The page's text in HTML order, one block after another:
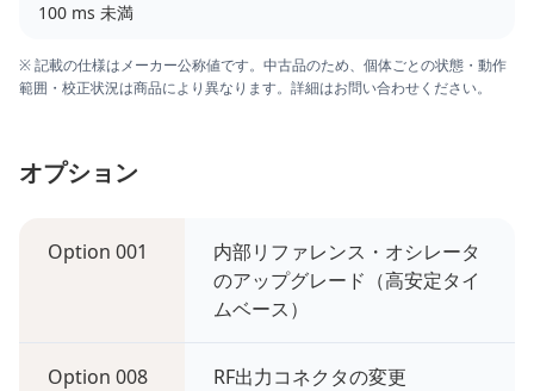
100 ms 未満
※ 記載の仕様はメーカー公称値です。中古品のため、個体ごとの状態・動作
範囲・校正状況は商品により異なります。詳細はお問い合わせください。
オプション
Option 001
内部リファレンス・オシレータ
のアップグレード（高安定タイ
ムベース）
Option 008 RF出力コネクタの変更